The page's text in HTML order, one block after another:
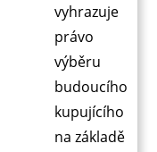
vyhrazuje
právo
výběru
budoucího
kupujícího
na základě